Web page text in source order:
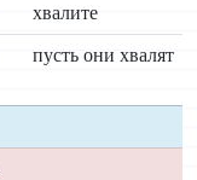
хвалите
пусть они хвалят